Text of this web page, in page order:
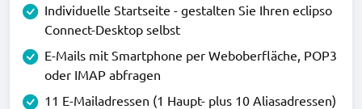
Individuelle Startseite - gestalten Sie Ihren eclipso
Connect-Desktop selbst
E-Mails mit Smartphone per Weboberfläche, POP3
oder IMAP abfragen
11 E-Mailadressen (1 Haupt- plus 10 Aliasadressen)